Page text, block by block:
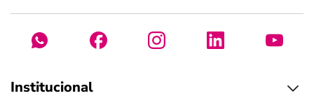
Institucional